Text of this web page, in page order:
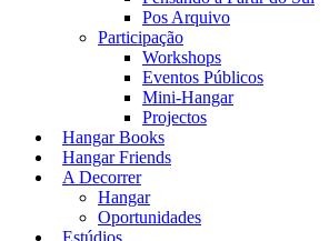
Pos Arquivo
Participação
Workshops
Eventos Públicos
Mini-Hangar
Projectos
Hangar Books
Hangar Friends
A Decorrer
Hangar
Oportunidades
Estúdios